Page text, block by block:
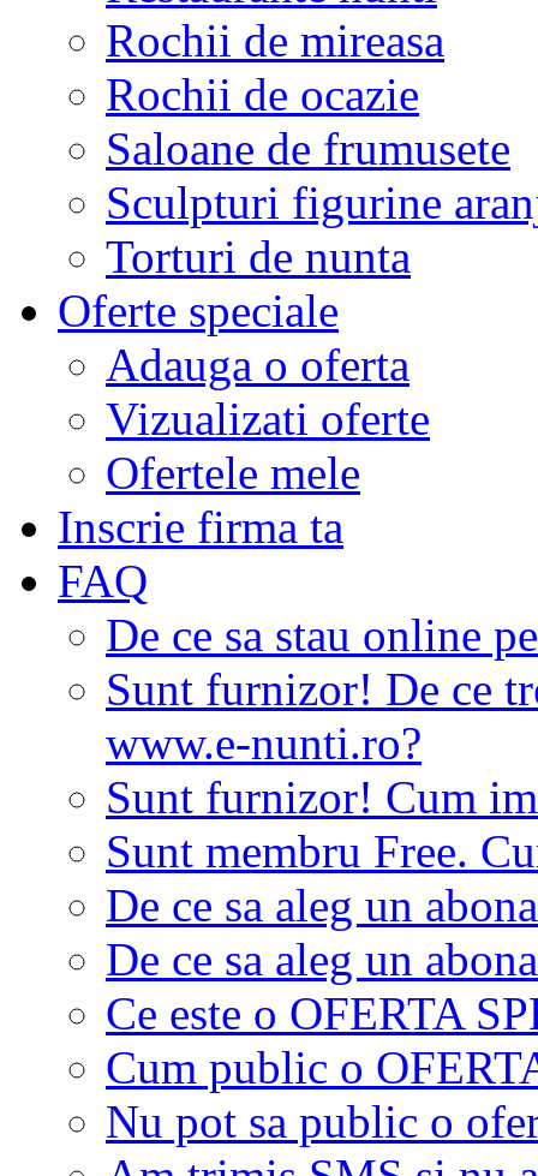
Rochii de mireasa
Rochii de ocazie
Saloane de frumusete
Sculpturi figurine
Torturi de nunta
Oferte speciale
Adauga o oferta
Vizualizati oferte
Ofertele mele
Inscrie firma ta
FAQ
De ce sa stau online
Sunt furnizor! De ce
www.e-nunti.ro?
Sunt furnizor! Cum
Sunt membru Free.
De ce sa aleg un
De ce sa aleg un
Ce este o OFERTA
Cum public o
Nu pot sa public o